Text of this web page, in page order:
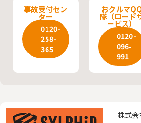
事故受付セン
ター
0120-
258-
365
おクルマ
隊（ロード
ービス）
0120-
096-
991
株式